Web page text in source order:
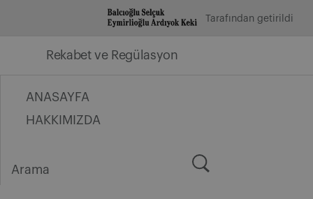
Tarafından getirildi
Rekabet ve Regülasyon
ANASAYFA
HAKKIMIZDA
for: